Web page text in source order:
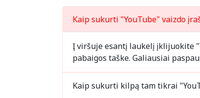
Kaip sukurti "YouTube"
Į viršuje esantį laukelį įklijuokite
pabaigos taške. Galiausiai